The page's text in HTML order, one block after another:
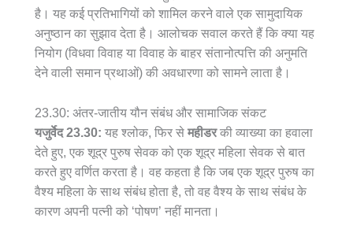
है। यह कई प्रतिभागियों को शामिल करने वाले एक सामुदायिक
अनुष्ठान का सुझाव देता है। आलोचक सवाल करते हैं कि क्या यह
नियोग (विधवा विवाह या विवाह के बाहर संतानोत्पत्ति की अनुमति
देने वाली समान प्रथाओं) की अवधारणा को सामने लाता है।
23.30: अंतर-जातीय यौन संबंध और सामाजिक संकट
यजुर्वेद 23.30: यह श्लोक, फिर से महीडरकी व्याख्या का हवाला
देते हुए, एक शूद्र पुरुष सेवक को एक शूद्र महिला सेवक से बात
करते हुए वर्णित करता है। वह कहता है कि जब एक शूद्र पुरुष का
वैश्य महिला के साथ संबंध होता है, तो वह वैश्य के साथ संबंध के
कारण अपनी पत्नी को ‘पोषण’ नहीं मानता।